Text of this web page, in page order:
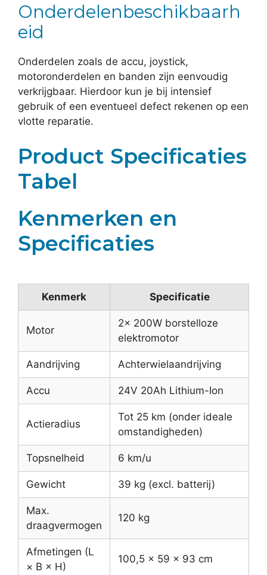
Onderdelenbeschikbaarh
eid
Onderdelen zoals de accu, joystick,
motoronderdelen en banden zijn eenvoudig
verkrijgbaar. Hierdoor kun je bij intensief
gebruik of een eventueel defect rekenen op een
vlotte reparatie.
Product Specificaties
Tabel
Kenmerken en
Specificaties
Kenmerk Specificatie
Motor
2× 200W borstelloze
elektromotor
Aandrijving Achterwielaandrijving
Accu 24V 20Ah Lithium-Ion
Actieradius
Tot 25 km (onder ideale
omstandigheden)
Topsnelheid 6 km/u
Gewicht 39 kg (excl. batterij)
Max.
draagvermogen
120 kg
Afmetingen (L
× B × H)
100,5 × 59 × 93 cm